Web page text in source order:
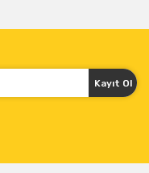
Kayıt Ol